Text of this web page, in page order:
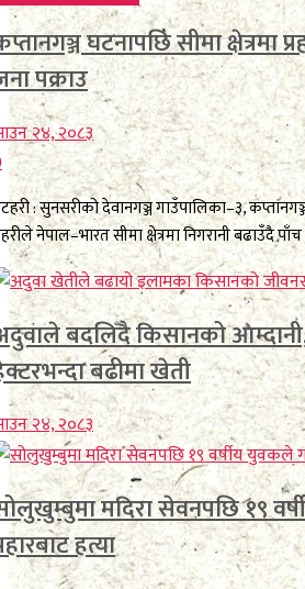
घटनापछि सीमा क्षेत्रमा
पक्राउ
२४, २०८३
: सुनसरीको देवानगञ्ज गाउँपालिका–३,
नेपाल–भारत सीमा क्षेत्रमा निगरानी बढाउँदै
बदलिँदै किसानको
बढीमा खेती
२४, २०८३
मदिरा सेवनपछि १९
हत्या